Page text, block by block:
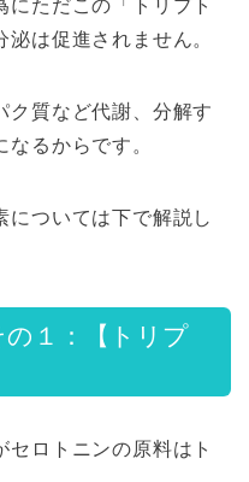
にただこの「トリプト
は促進されません。
ク質など代謝、分解す
なるからです。
については下で解説し
１：【トリプ
セロトニンの原料はト